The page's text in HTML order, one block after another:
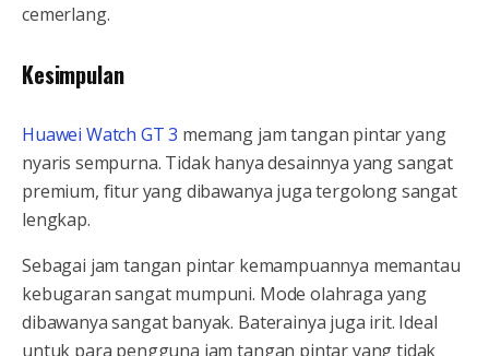
cemerlang.
Kesimpulan
Huawei Watch GT 3 memang jam tangan pintar yang
nyaris sempurna. Tidak hanya desainnya yang sangat
premium, fitur yang dibawanya juga tergolong sangat
lengkap.
Sebagai jam tangan pintar kemampuannya memantau
kebugaran sangat mumpuni. Mode olahraga yang
dibawanya sangat banyak. Baterainya juga irit. Ideal
untuk para pengguna jam tangan pintar yang tidak